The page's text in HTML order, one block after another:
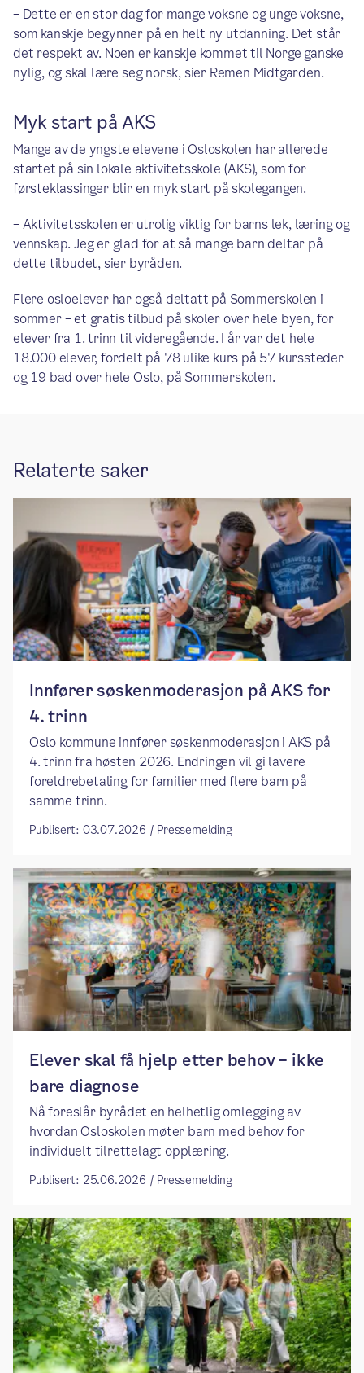
– Dette er en stor dag for mange voksne og unge voksne,
som kanskje begynner på en helt ny utdanning. Det står
det respekt av. Noen er kanskje kommet til Norge ganske
nylig, og skal lære seg norsk, sier Remen Midtgarden.
Myk start på AKS
Mange av de yngste elevene i Osloskolen har allerede
startet på sin lokale aktivitetsskole (AKS), som for
førsteklassinger blir en myk start på skolegangen.
– Aktivitetsskolen er utrolig viktig for barns lek, læring og
vennskap. Jeg er glad for at så mange barn deltar på
dette tilbudet, sier byråden.
Flere osloelever har også deltatt på Sommerskolen i
sommer – et gratis tilbud på skoler over hele byen, for
elever fra 1. trinn til videregående. I år var det hele
18.000 elever, fordelt på 78 ulike kurs på 57 kurssteder
og 19 bad over hele Oslo, på Sommerskolen.
Relaterte saker
Innfører søskenmoderasjon på AKS for
4. trinn
Oslo kommune innfører søskenmoderasjon i AKS på
4. trinn fra høsten 2026. Endringen vil gi lavere
foreldrebetaling for familier med flere barn på
samme trinn.
Publisert: 03.07.2026 / Pressemelding
​​Elever skal få hjelp etter behov – ikke
bare diagnose​
Nå foreslår byrådet en helhetlig omlegging av
hvordan Osloskolen møter barn med behov for
individuelt tilrettelagt opplæring.
Publisert: 25.06.2026 / Pressemelding